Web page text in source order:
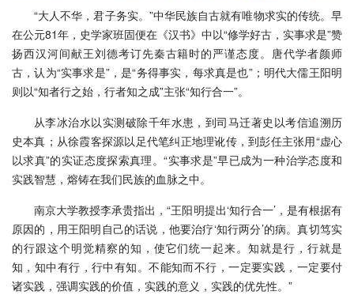
“大人不华，君子务实。”中华民族自古就有唯物求实的传统。早
在公元81年，史学家班固便在《汉书》中以“修学好古，实事求是”赞
扬西汉河间献王刘德考订先秦古籍时的严谨态度。唐代学者颜师
古，认为“实事求是”，是“务得事实，每求真是也”；明代大儒王阳明
则以“知者行之始，行者知之成”主张“知行合一”。
从李冰治水以实测破除千年水患，到司马迁著史以考信追溯历
史本真；从徐霞客探源以足代笔纠正地理讹传，到彭任主张用“虚心
以求真”的实证态度探索真理。“实事求是”早已成为一种治学态度和
实践智慧，熔铸在我们民族的血脉之中。
南京大学教授李承贵指出，“王阳明提出‘知行合一’，是有根据有
原因的，用王阳明自己的话说，他要治疗‘知行两分’的病。真切笃实
的行跟这个明觉精察的知，使它们统一起来。知就是行，行就是
知，知中有行，行中有知。不能知而不行，一定要实践，一定要付
诸实践，强调实践的价值，实践的意义，实践的优先性。”